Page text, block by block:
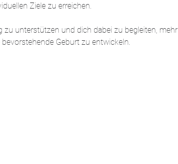
Ziele zu erreichen.
zu unterstützen und dich dabei zu begleiten, mehr
Geburt zu entwickeln.